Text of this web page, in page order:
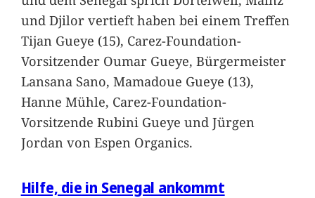
und Djilor vertieft haben bei einem Treffen
Tijan Gueye (15), Carez-Foundation-
Vorsitzender Oumar Gueye, Bürgermeister
Lansana Sano, Mamadoue Gueye (13),
Hanne Mühle, Carez-Foundation-
Vorsitzende Rubini Gueye und Jürgen
Jordan von Espen Organics.
Hilfe, die in Senegal ankommt